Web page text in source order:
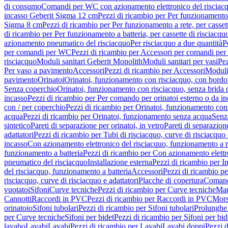
di consumoComandi per WC con azionamento elettronico del
incasso Geberit Sigma 12 cmPezzi di ricambio per Per
Sigma 8 cmPezzi di ricambio per Per funzionamento a rete, per
di ricambio per Per funzionamento a batteria, per cassette di
azionamento pneumatico del risciacquoPer risciacquo a due quantità
per comandi per WCPezzi di ricambio per Accessori per comandi
risciacquoModuli sanitari Geberit MonolithModuli sanitari per vasi
Per vaso a pavimentoAccessoriPezzi di ricambio per Accessori
pavimentoOrinatoiOrinatoi, funzionamento con risciacquo, con
Senza coperchioOrinatoi, funzionamento con risciacquo, senza brida
incassoPezzi di ricambio per Per comando per orinatoi esterno o da
con / per coperchioPezzi di ricambio per Orinatoi, funzionamento
acquaPezzi di ricambio per Orinatoi, funzionamento senza acqua
sinteticoPareti di separazione per orinatoi, in vetroPareti di
adattatoriPezzi di ricambio per Tubi di risciacquo, curve di risciacquo
incassoCon azionamento elettronico del risciacquo, funzionamento a
funzionamento a batteriaPezzi di ricambio per Con azionamento
pneumatico del risciacquoInstallazione esternaPezzi di ricambio per
del risciacquo, funzionamento a batteriaAccessoriPezzi di ricambio
risciacquo, curve di risciacquo e adattatoriPlacche di copertura
vuotatoiSifoniCurve tecnichePezzi di ricambio per Curve tecniche
CannottiRaccordi in PVCPezzi di ricambio per Raccordi in PVC
orinatoioSifoni tubolariPezzi di ricambio per Sifoni tubolari
per Curve tecnicheSifoni per bidetPezzi di ricambio per Sifoni per
lavaboLavabiLavabiPezzi di ricambio per LavabiLavabi doppiPezzi